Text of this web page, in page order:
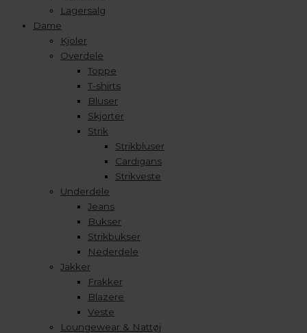
Lagersalg
Dame
Kjoler
Overdele
Toppe
T-shirts
Bluser
Skjorter
Strik
Strikbluser
Cardigans
Strikveste
Underdele
Jeans
Bukser
Strikbukser
Nederdele
Jakker
Frakker
Blazere
Veste
Loungewear & Nattøj